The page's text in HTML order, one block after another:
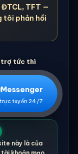
ĐTCL, TFT —
tôi phản hồi
trợ tức thì
Messenger
tuyến 24/7
này là của